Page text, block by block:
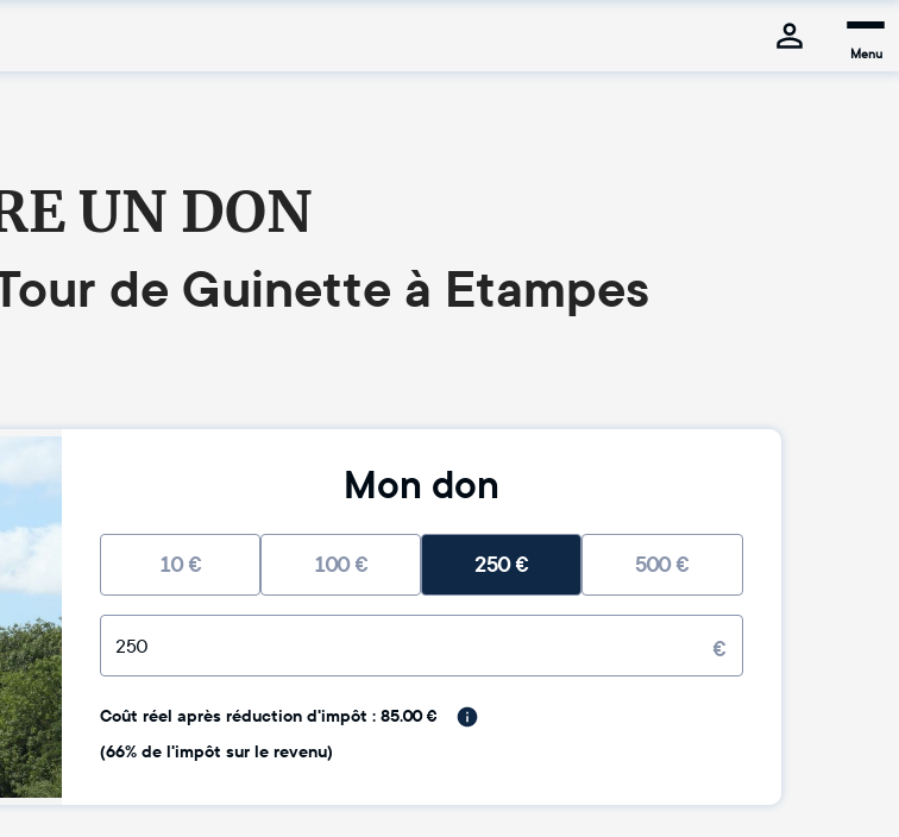
Menu
UN DON
de Guinette à Etampes
Mon don
10€ 100€ 250€ 500€
€
Coût réel après réduction d'impôt : 85.00 €
(66% de l'impôt sur le revenu)